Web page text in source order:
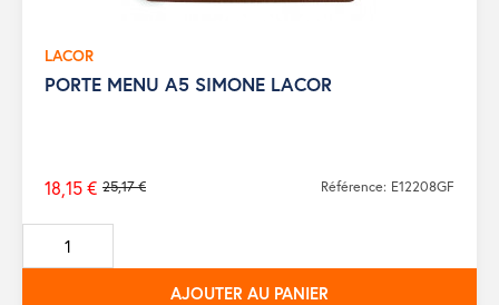
LACOR
PORTE MENU A5 SIMONE LACOR
Prix
de
base
25,17 €
18,15 € Référence: E12208GF
AJOUTER AU PANIER